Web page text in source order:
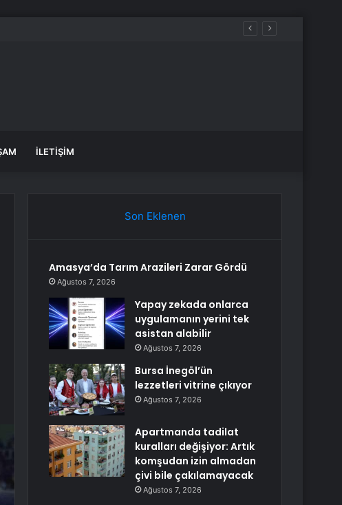
İLETIŞIM
Son Eklenen
Amasya’da Tarım Arazileri Zarar Gördü
Ağustos 7, 2026
Yapay zekada onlarca
uygulamanın yerini tek
asistan alabilir
Ağustos 7, 2026
Bursa İnegöl’ün
lezzetleri vitrine çıkıyor
Ağustos 7, 2026
Apartmanda tadilat
kuralları değişiyor: Artık
komşudan izin almadan
çivi bile çakılamayacak
Ağustos 7, 2026